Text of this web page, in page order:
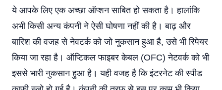
ये आपके लिए एक अच्छा ऑप्शन साबित हो सकता है। हालांकि
अभी किसी अन्य कंपनी ने ऐसी घोषणा नहीं की है। बाढ़ और
बारिश की वजह से नेवटर्क को जो नुकसान हुआ है, उसे भी रिपेयर
किया जा रहा है। ऑप्टिकल फाइबर केबल (OFC) नेटवर्क को भी
इससे भारी नुकसान हुआ है। यही वजह है कि इंटरनेट की स्पीड